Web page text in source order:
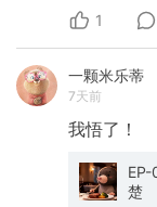
1
一颗米乐蒂
7天前
我悟了！
楚